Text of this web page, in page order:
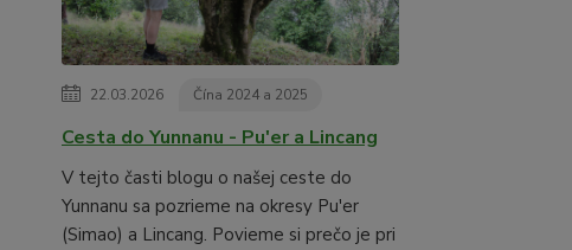
22.03.2026 Čína 2024 a 2025
Cesta do Yunnanu - Pu'er a Lincang
V tejto časti blogu o našej ceste do
Yunnanu sa pozrieme na okresy Pu'er
(Simao) a Lincang. Povieme si prečo je pri